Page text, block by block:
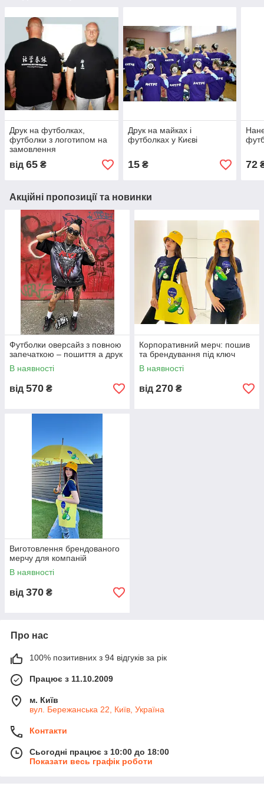
Друк на футболках,
футболки з логотипом на
замовлення
від 65 ₴
Друк на майках і
футболках у Києві
15₴ 72
Акційні пропозиції та новинки
Футболки оверсайз з повною
запечаткою – пошиття а друк
В наявності
від 570 ₴
Корпоративний мерч: пошив
та брендування під ключ
В наявності
від 270 ₴
Виготовлення брендованого
мерчу для компаній
В наявності
від 370 ₴
Про нас
100% позитивних з 94 відгуків за рік
Працює з 11.10.2009
м. Київ
вул. Бережанська 22, Київ, Україна
Контакти
Сьогодні працює з 10:00 до 18:00
Показати весь графік роботи